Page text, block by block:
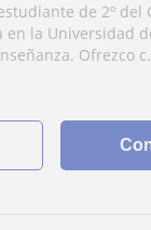
de 2º del
en la Universidad
Ofrezco